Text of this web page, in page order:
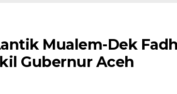
Mualem-Dek
Gubernur Aceh